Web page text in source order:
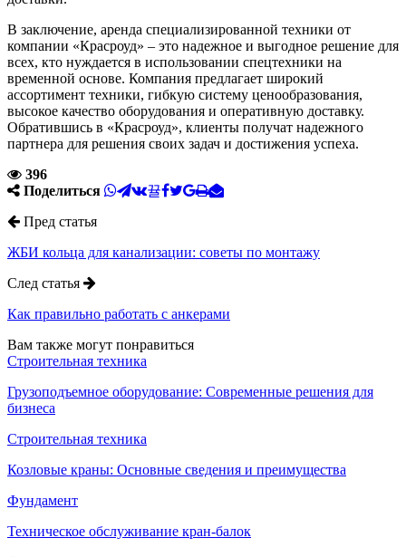
В заключение, аренда специализированной техники от
компании «Красроуд» – это надежное и выгодное решение для
всех, кто нуждается в использовании спецтехники на
временной основе. Компания предлагает широкий
ассортимент техники, гибкую систему ценообразования,
высокое качество оборудования и оперативную доставку.
Обратившись в «Красроуд», клиенты получат надежного
партнера для решения своих задач и достижения успеха.
396
Поделиться
Пред статья
ЖБИ кольца для канализации: советы по монтажу
След статья
Как правильно работать с анкерами
Вам также могут понравиться
Строительная техника
Грузоподъемное оборудование: Современные решения для
бизнеса
Строительная техника
Козловые краны: Основные сведения и преимущества
Фундамент
Техническое обслуживание кран-балок